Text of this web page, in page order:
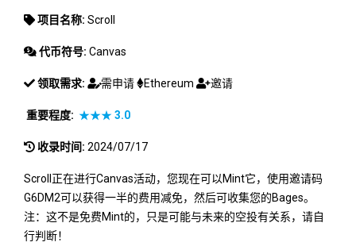
项目名称: Scroll
代币符号: Canvas
领取需求: 需申请 Ethereum 邀请
重要程度: ★★★3.0
收录时间: 2024/07/17
Scroll正在进行Canvas活动，您现在可以Mint它，使用邀请码
G6DM2可以获得一半的费用减免，然后可收集您的Bages。
注：这不是免费Mint的，只是可能与未来的空投有关系，请自
行判断！